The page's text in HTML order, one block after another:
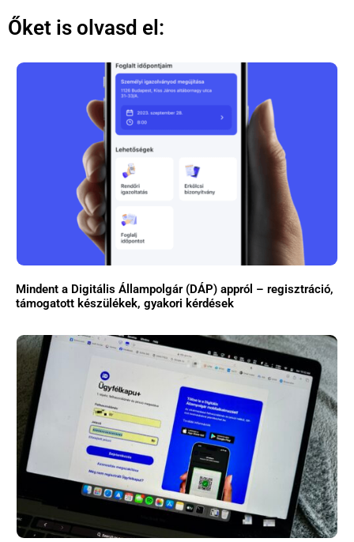
Őket is olvasd el:
Mindent a Digitális Állampolgár (DÁP) appról – regisztráció,
támogatott készülékek, gyakori kérdések